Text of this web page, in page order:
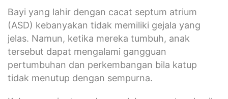
Bayi yang lahir dengan cacat septum atrium
(ASD) kebanyakan tidak memiliki gejala yang
jelas. Namun, ketika mereka tumbuh, anak
tersebut dapat mengalami gangguan
pertumbuhan dan perkembangan bila katup
tidak menutup dengan sempurna.